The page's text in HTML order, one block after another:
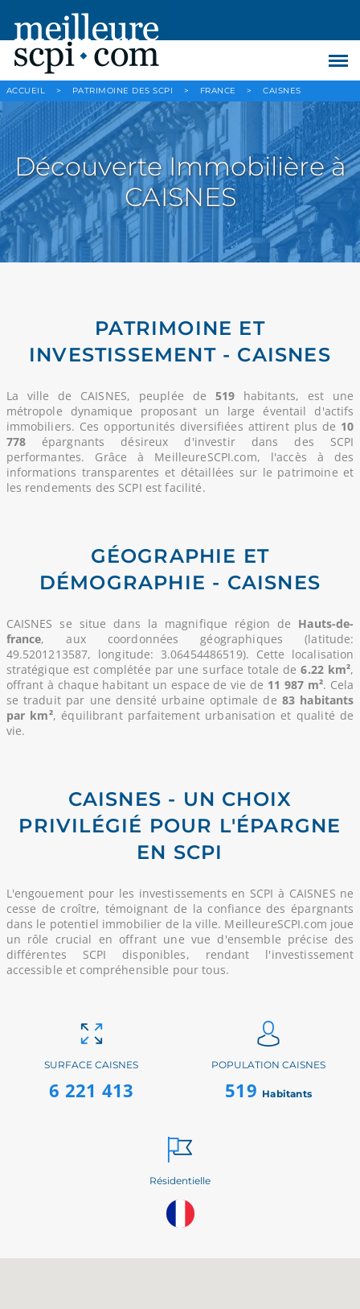
ACCUEIL > PATRIMOINE DES SCPI > FRANCE > CAISNES
Découverte Immobilière à
CAISNES
PATRIMOINE ET
INVESTISSEMENT - CAISNES
La ville de CAISNES, peuplée de 519 habitants, est une
métropole dynamique proposant un large éventail d'actifs
immobiliers. Ces opportunités diversifiées attirent plus de 10
778épargnants désireux d'investir dans des SCPI
performantes. Grâce à MeilleureSCPI.com, l'accès à des
informations transparentes et détaillées sur le patrimoine et
les rendements des SCPI est facilité.
GÉOGRAPHIE ET
DÉMOGRAPHIE - CAISNES
CAISNES se situe dans la magnifique région de Hauts-de-
france, aux coordonnées géographiques (latitude:
49.5201213587, longitude: 3.06454486519). Cette localisation
stratégique est complétée par une surface totale de6.22 km²,
offrant à chaque habitant un espace de vie de 11 987 m². Cela
se traduit par une densité urbaine optimale de 83 habitants
par km², équilibrant parfaitement urbanisation et qualité de
vie.
CAISNES - UN CHOIX
PRIVILÉGIÉ POUR L'ÉPARGNE
EN SCPI
L'engouement pour les investissements en SCPI à CAISNES ne
cesse de croître, témoignant de la confiance des épargnants
dans le potentiel immobilier de la ville. MeilleureSCPI.com joue
un rôle crucial en offrant une vue d'ensemble précise des
différentes SCPI disponibles, rendant l'investissement
accessible et compréhensible pour tous.
SURFACE CAISNES
6 221 413
POPULATION CAISNES
519 Habitants
Résidentielle